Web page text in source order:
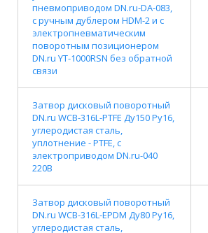
пневмоприводом DN.ru-DA-083,
с ручным дублером HDM-2 и с
электропневматическим
поворотным позиционером
DN.ru YT-1000RSN без обратной
связи
Затвор дисковый поворотный
DN.ru WCB-316L-PTFE Ду150 Ру16,
углеродистая сталь,
уплотнение - PTFE, с
электроприводом DN.ru-040
220В
Затвор дисковый поворотный
DN.ru WCB-316L-EPDM Ду80 Ру16,
углеродистая сталь,